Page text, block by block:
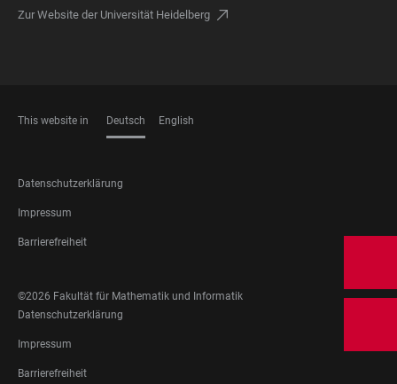
Zur Website der Universität Heidelberg
This website in Deutsch English
FOOTER
LEGAL
Datenschutzerklärung
Impressum
Barrierefreiheit
SOCIAL
©2026 Fakultät für Mathematik und Informatik
FOOTER
LEGAL
Datenschutzerklärung
Impressum
Barrierefreiheit